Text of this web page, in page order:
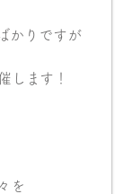
かりですが
します！
を